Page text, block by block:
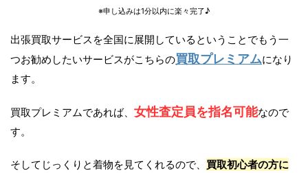
※申し込みは1分以内に楽々完了♪
出張買取サービスを全国に展開しているということでもう一
つお勧めしたいサービスがこちらの買取プレミアムになり
ます。
買取プレミアムであれば、 女性査定員を指名可能なので
す。
そしてじっくりと着物を見てくれるので、 買取初心者の方に